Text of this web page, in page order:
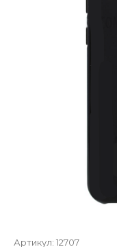
Артикул: 12707